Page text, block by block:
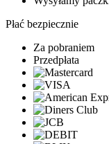
Płać bezpiecznie
Za pobraniem
Przedpłata